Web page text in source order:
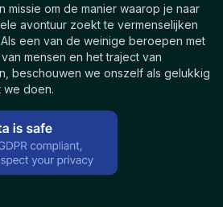
missie om de manier waarop je naar
avontuur zoekt te vermenselijken
een van de weinige beroepen met
mensen en het traject van
beschouwen we onszelf als gelukkig
we doen.